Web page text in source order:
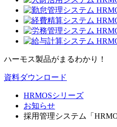
ハーモス製品がまるわかり！
資料ダウンロード
HRMOSシリーズ
お知らせ
採用管理システム「